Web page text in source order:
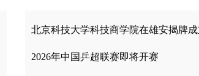
北京科技大学科技商学院在雄安揭牌成
2026年中国乒超联赛即将开赛